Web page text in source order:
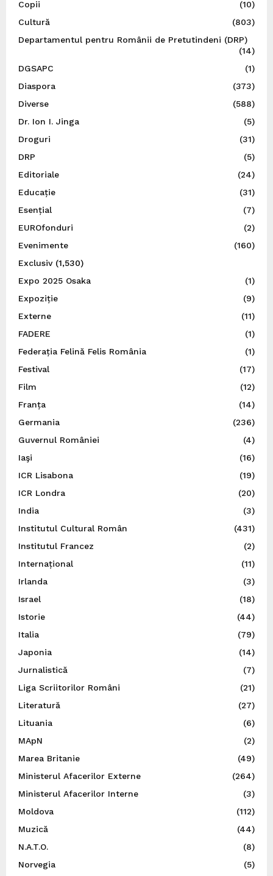
Copii
(10)
Cultură
(803)
Departamentul pentru Românii de Pretutindeni (DRP)
(14)
DGSAPC
(1)
Diaspora
(373)
Diverse
(588)
Dr. Ion I. Jinga
(5)
Droguri
(31)
DRP
(5)
Editoriale
(24)
Educație
(31)
Esențial
(7)
EUROfonduri
(2)
Evenimente
(160)
Exclusiv(1,530)
Expo 2025 Osaka
(1)
Expoziție
(9)
Externe
(11)
FADERE
(1)
Federația Felină Felis România
(1)
Festival
(17)
Film
(12)
Franța
(14)
Germania
(236)
Guvernul României
(4)
Iaşi
(16)
ICR Lisabona
(19)
ICR Londra
(20)
India
(3)
Institutul Cultural Român
(431)
Institutul Francez
(2)
Internațional
(11)
Irlanda
(3)
Israel
(18)
Istorie
(44)
Italia
(79)
Japonia
(14)
Jurnalistică
(7)
Liga Scriitorilor Români
(21)
Literatură
(27)
Lituania
(6)
MApN
(2)
Marea Britanie
(49)
Ministerul Afacerilor Externe
(264)
Ministerul Afacerilor Interne
(3)
Moldova
(112)
Muzică
(44)
N.A.T.O.
(8)
Norvegia
(5)